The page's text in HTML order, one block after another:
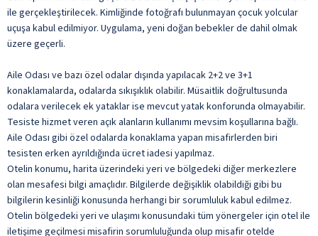
ile gerçekleştirilecek. Kimliğinde fotoğrafı bulunmayan çocuk yolcular
uçuşa kabul edilmiyor. Uygulama, yeni doğan bebekler de dahil olmak
üzere geçerli.
Aile Odası ve bazı özel odalar dışında yapılacak 2+2 ve 3+1
konaklamalarda, odalarda sıkışıklık olabilir. Müsaitlik doğrultusunda
odalara verilecek ek yataklar ise mevcut yatak konforunda olmayabilir.
Tesiste hizmet veren açık alanların kullanımı mevsim koşullarına bağlı.
Aile Odası gibi özel odalarda konaklama yapan misafirlerden biri
tesisten erken ayrıldığında ücret iadesi yapılmaz.
Otelin konumu, harita üzerindeki yeri ve bölgedeki diğer merkezlere
olan mesafesi bilgi amaçlıdır. Bilgilerde değişiklik olabildiği gibi bu
bilgilerin kesinliği konusunda herhangi bir sorumluluk kabul edilmez.
Otelin bölgedeki yeri ve ulaşımı konusundaki tüm yönergeler için otel ile
iletişime geçilmesi misafirin sorumluluğunda olup misafir otelde